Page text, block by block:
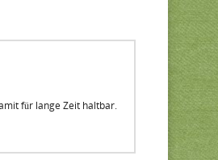
für lange Zeit haltbar.